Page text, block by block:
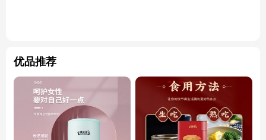
优品推荐